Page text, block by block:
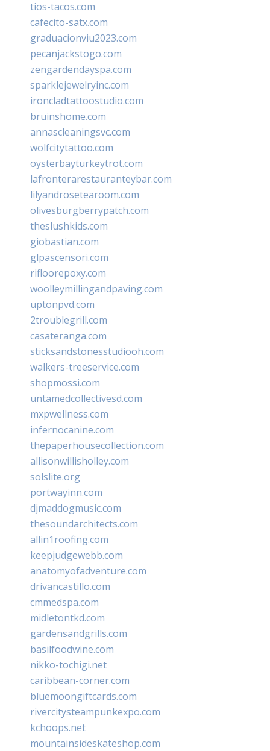
tios-tacos.com
cafecito-satx.com
graduacionviu2023.com
pecanjackstogo.com
zengardendayspa.com
sparklejewelryinc.com
ironcladtattoostudio.com
bruinshome.com
annascleaningsvc.com
wolfcitytattoo.com
oysterbayturkeytrot.com
lafronterarestauranteybar.com
lilyandrosetearoom.com
olivesburgberrypatch.com
theslushkids.com
giobastian.com
glpascensori.com
rifloorepoxy.com
woolleymillingandpaving.com
uptonpvd.com
2troublegrill.com
casateranga.com
sticksandstonesstudiooh.com
walkers-treeservice.com
shopmossi.com
untamedcollectivesd.com
mxpwellness.com
infernocanine.com
thepaperhousecollection.com
allisonwillisholley.com
solslite.org
portwayinn.com
djmaddogmusic.com
thesoundarchitects.com
allin1roofing.com
keepjudgewebb.com
anatomyofadventure.com
drivancastillo.com
cmmedspa.com
midletontkd.com
gardensandgrills.com
basilfoodwine.com
nikko-tochigi.net
caribbean-corner.com
bluemoongiftcards.com
rivercitysteampunkexpo.com
kchoops.net
mountainsideskateshop.com